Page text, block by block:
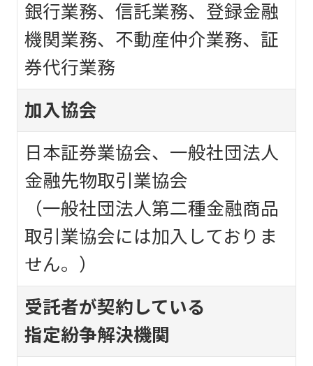
銀行業務、信託業務、登録金融
機関業務、不動産仲介業務、証
券代行業務
加入協会
日本証券業協会、一般社団法人
金融先物取引業協会
（一般社団法人第二種金融商品
取引業協会には加入しておりま
せん。）
受託者が契約している
指定紛争解決機関